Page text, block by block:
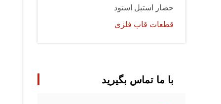
حصار استیل استود
قطعات قاب فلزی
با ما تماس بگیرید